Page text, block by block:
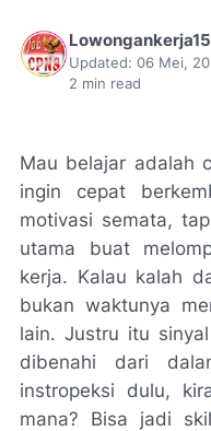
Updated: 06 Mei,
2 min read
Mau belajar adalah
ingin cepat
motivasi semata,
utama buat
kerja. Kalau kalah
bukan waktunya
lain. Justru itu
dibenahi dari
instropeksi dulu,
mana? Bisa jadi